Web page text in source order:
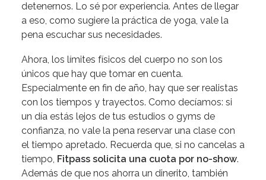
detenernos. Lo sé por experiencia. Antes de llegar
a eso, como sugiere la práctica de yoga, vale la
pena escuchar sus necesidades.
Ahora, los límites físicos del cuerpo no son los
únicos que hay que tomar en cuenta.
Especialmente en fin de año, hay que ser realistas
con los tiempos y trayectos. Como decíamos: si
un día estás lejos de tus estudios o gyms de
confianza, no vale la pena reservar una clase con
el tiempo apretado. Recuerda que, si no cancelas a
tiempo, Fitpass solicita una cuota por no-show.
Además de que nos ahorra un dinerito, también